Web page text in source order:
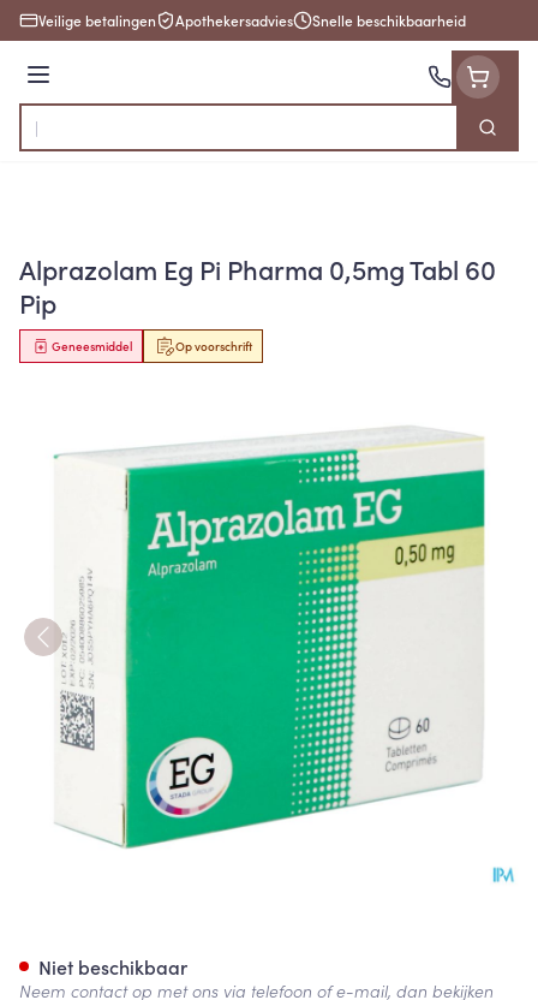
Ga naar de inhoud
Veilige betalingen Apothekersadvies Snelle beschikbaarheid
Menu
Product, merk, categorie...
Zoek
Alprazolam Eg Pi Pharma 0,5mg Tabl 60
Pip
Op voorschrift
Geneesmiddel
Niet beschikbaar
Neem contact op met ons via telefoon of e-mail, dan bekijken